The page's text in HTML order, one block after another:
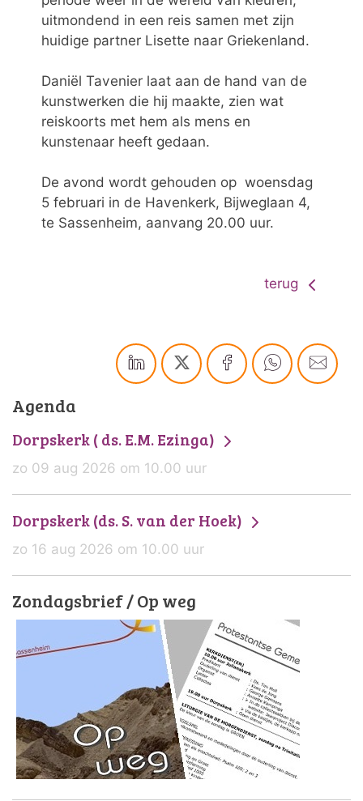
uitmondend in een reis samen met zijn
huidige partner Lisette naar Griekenland.
Daniël Tavenier laat aan de hand van de
kunstwerken die hij maakte, zien wat
reiskoorts met hem als mens en
kunstenaar heeft gedaan.
De avond wordt gehouden op woensdag
5 februari in de Havenkerk, Bijweglaan 4,
te Sassenheim, aanvang 20.00 uur.
terug
Agenda
Dorpskerk ( ds. E.M. Ezinga)
zo 09 aug 2026 om 10.00 uur
Dorpskerk (ds. S. van der Hoek)
zo 16 aug 2026 om 10.00 uur
Zondagsbrief / Op weg